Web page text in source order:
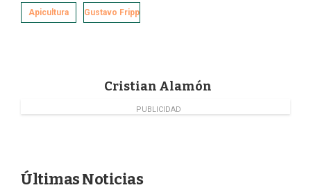
e
b
k
e
t
i
l
Apicultura Gustavo Fripp
Cristian Alamón
PUBLICIDAD
Últimas Noticias